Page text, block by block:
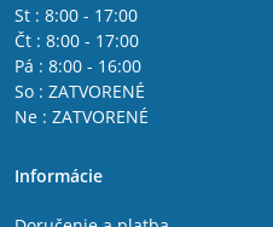
St : 8:00 - 17:00
Čt : 8:00 - 17:00
Pá : 8:00 - 16:00
So : ZATVORENÉ
Ne : ZATVORENÉ
Informácie